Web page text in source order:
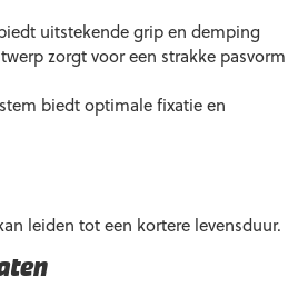
uitstekende grip en demping
zorgt voor een strakke pasvorm
biedt optimale fixatie en
leiden tot een kortere levensduur.